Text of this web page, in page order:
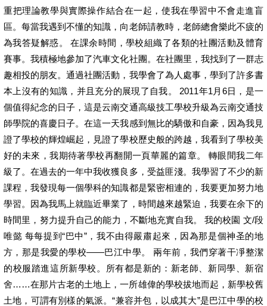
重把理論教學與實際操作結合在一起，使我在學習中不會走進盲
區。每當我遇到不懂的知識，向老師請教時，老師總會樂此不疲的
為我答疑解惑。 在課余時間，學校組織了各類的社團活動及體育
賽事。我積極地參加了汽車文化社團。在社團里，我找到了一群志
趣相投的朋友。通過社團活動，我學會了為人處事，學到了許多書
本上沒有的知識，并且充分的展現了自我。 2011年1月6日，是一
個值得紀念的日子，這是云南交通高級技工學校升級為云南交通技
師學院的喜慶日子。在這一天我感到無比的驕傲和自豪，因為我見
證了學校的輝煌崛起，見證了學校歷史般的跨越，我看到了學校美
好的未來，我期待著學校再翻開一頁華麗的篇章。 轉眼間我二年
級了。在過去的一年中我收獲良多，受益匪淺。我學習了不少的新
課程，我發現每一個學科的知識都是緊密相連的，我要更加努力地
學習。因為我馬上就臨近畢業了，時間越來越緊迫，我要在余下的
時間里，努力提升自己的能力，不斷地充實自我。 我的校園 文/段
唯懿 每每提到“巴中”，我不由得嚴肅起來，因為那是個神圣的地
方，那是我愛的學校——巴江中學。 兩年前，我們穿著干凈整潔
的校服踏進這所新學校。所有都是新的：新老師、新同學、新宿
舍……在那片古老的土地上，一所雄偉的學校拔地而起，新學校舊
土地，可謂有別樣的氣派。“兼容并包，以成其大”是巴江中學的校